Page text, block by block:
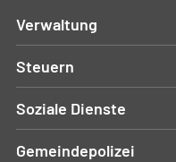
Verwaltung
Steuern
Soziale Dienste
Gemeindepolizei